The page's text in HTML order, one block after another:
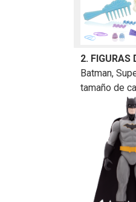
2. FIGURAS
Batman,
tamaño de